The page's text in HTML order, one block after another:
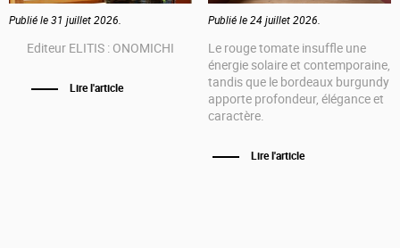
Publié le 31 juillet 2026.
Editeur ELITIS : ONOMICHI
Lire l'article
Publié le 24 juillet 2026.
Le rouge tomate insuffle une
énergie solaire et contemporaine,
tandis que le bordeaux burgundy
apporte profondeur, élégance et
caractère.
Lire l'article